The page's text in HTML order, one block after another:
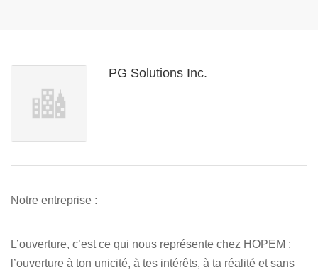
PG Solutions Inc.
Notre entreprise :
L’ouverture, c’est ce qui nous représente chez HOPEM :
l’ouverture à ton unicité, à tes intérêts, à ta réalité et sans